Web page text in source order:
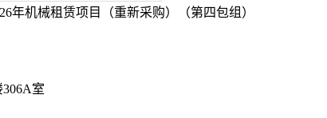
年机械租赁项目（重新采购）（第四包组）
306A室